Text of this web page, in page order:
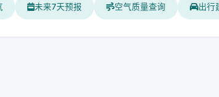
未来7天预报 空气质量查询 出行